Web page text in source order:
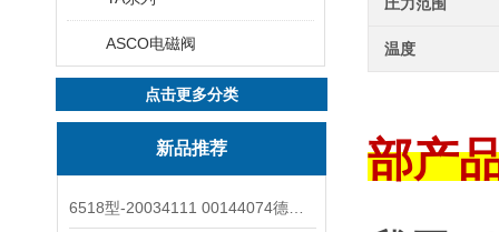
ASCO电磁阀
点击更多分类
新品推荐
温度
部产